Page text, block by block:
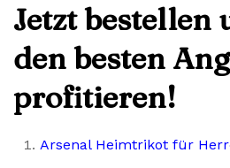
Jetzt bestellen
den besten
profitieren!
Arsenal Heimtrikot für